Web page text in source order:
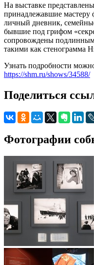
На выставке
принадлежавшие мастеру
личный дневник,
бывшие под грифом
сопровождены
такими как стенограмма
Узнать подробности
https://shm.ru/shows/34588/
Поделиться
Фотографии